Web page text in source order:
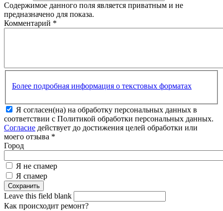
Содержимое данного поля является приватным и не
предназначено для показа.
Комментарий *
Более подробная информация о текстовых форматах
Я согласен(на) на обработку персональных данных в
соответствии с Политикой обработки персональных данных.
Согласие действует до достижения целей обработки или
моего отзыва *
Город
Я не спамер
Я спамер
Leave this field blank
Как происходит ремонт?